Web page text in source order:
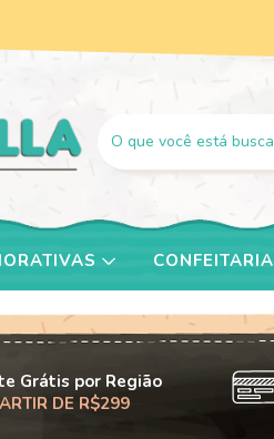
CONFEITARIA
Grátis por Região
DE R$299